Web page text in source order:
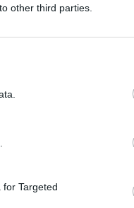
other third parties.
Targeted